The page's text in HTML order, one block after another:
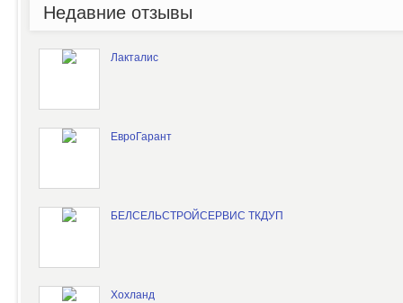
Недавние отзывы
Лакталис
ЕвроГарант
БЕЛСЕЛЬСТРОЙСЕРВИС ТКДУП
Хохланд